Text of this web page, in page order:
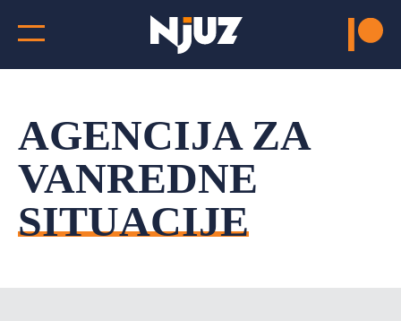
AGENCIJA ZA
VANREDNE
SITUACIJE